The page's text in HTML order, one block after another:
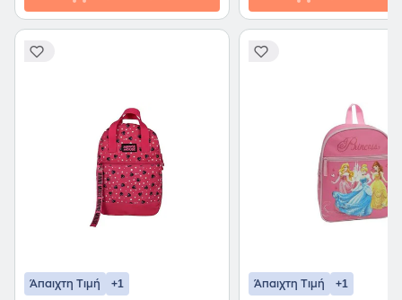
Άπαιχτη Τιμή +1 Άπαιχτη Τιμή +1